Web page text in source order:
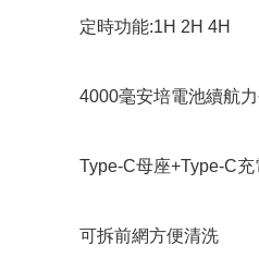
定時功能:1H 2H 4H
4000毫安培電池續航
Type-C母座+Type-C充
可拆前網方便清洗